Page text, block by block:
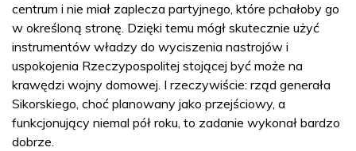
centrum i nie miał zaplecza partyjnego, które pchałoby go
w określoną stronę. Dzięki temu mógł skutecznie użyć
instrumentów władzy do wyciszenia nastrojów i
uspokojenia Rzeczypospolitej stojącej być może na
krawędzi wojny domowej. I rzeczywiście: rząd generała
Sikorskiego, choć planowany jako przejściowy, a
funkcjonujący niemal pół roku, to zadanie wykonał bardzo
dobrze.